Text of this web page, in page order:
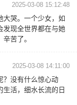
2025-03-08 15:12:48
大哭。一个少女，如
发现全世界都在与她
苦了。
2025-03-08 14:11:00
？没有什么惊心动
生活，细水长流的日